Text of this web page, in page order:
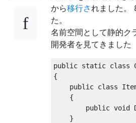
から移行されました。
た。
名前空間として静的ク
開発者を見てきました
public static class
{
public class
{
public void
}